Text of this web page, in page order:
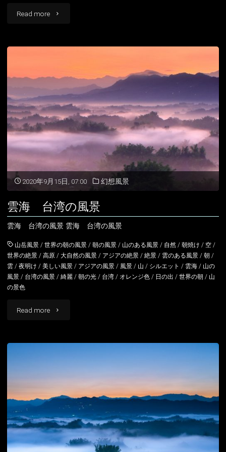
Read more "高
景
台
湾
の
2020年9月15日, 07:00 幻想風景
雲海 台湾の風景
雲海 台湾の風景 雲海 台湾の風景
山岳風景 /世界の朝の風景 /朝の風景 / 山のある風景 / 自然 /朝焼け / 空 /
世界の絶景 /高原 /大自然の風景 / アジアの絶景 /絶景 / 雲のある風景 /朝 /
雲 /夜明け /美しい風景 / アジアの風景 / 風景 / 山 / シルエット / 雲海 / 山の
風景 / 台湾の風景 /綺麗 /朝の光 / 台湾 / オレンジ色 / 日の出 /世界の朝 / 山
の景色
Read more "雲
景"